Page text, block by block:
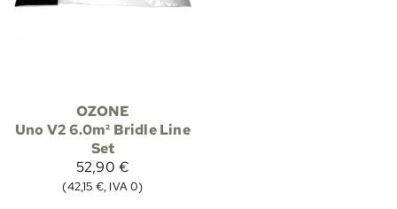
OZONE
Uno V2 6.0m² Bridle Line
Set
52,90 €
(42,15 €, IVA 0)